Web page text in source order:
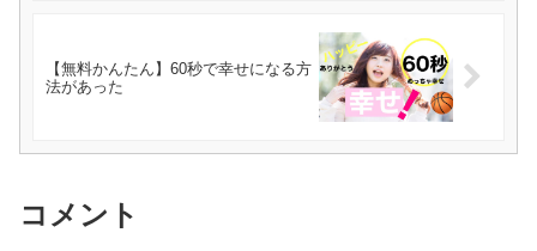
【無料かんたん】60秒で幸せになる方
法があった
コメント